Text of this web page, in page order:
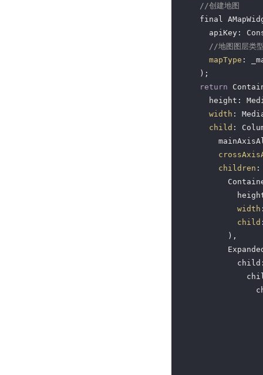
//创建地图
final
apiKey:
//地图图层类
mapType :
    );
return
height:
width :
child :
children
width
child
          ),